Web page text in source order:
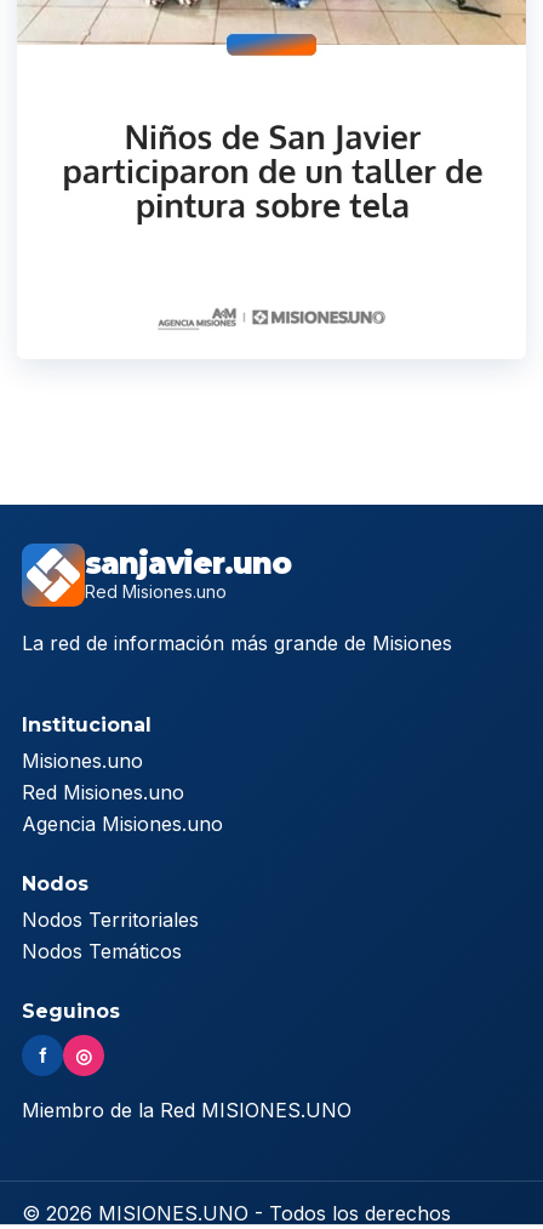
sanjavier.uno
Red Misiones.uno
La red de información más grande de Misiones
Institucional
Misiones.uno
Red Misiones.uno
Agencia Misiones.uno
Nodos
Nodos Territoriales
Nodos Temáticos
Seguinos
f ◎
Miembro de la Red MISIONES.UNO
© 2026 MISIONES.UNO - Todos los derechos